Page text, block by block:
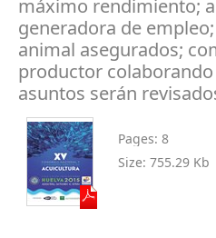
máximo rendimiento;
generadora de
animal asegurados;
productor
asuntos serán
Pages: 8
Size: 755.29 Kb